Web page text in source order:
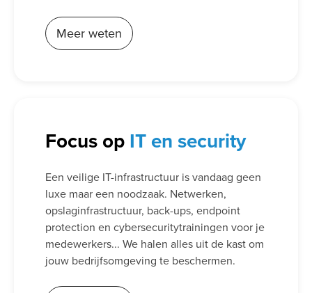
Meer weten
Focus opIT en security
Een veilige IT-infrastructuur is vandaag geen
luxe maar een noodzaak. Netwerken,
opslaginfrastructuur, back-ups, endpoint
protection en cybersecuritytrainingen voor je
medewerkers... We halen alles uit de kast om
jouw bedrijfsomgeving te beschermen.